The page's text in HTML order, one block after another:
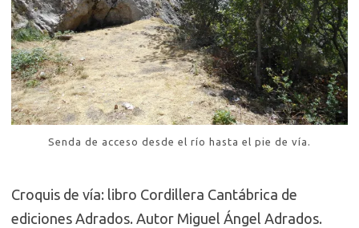
Senda de acceso desde el río hasta el pie de vía.
Croquis de vía: libro Cordillera Cantábrica de
ediciones Adrados. Autor Miguel Ángel Adrados.